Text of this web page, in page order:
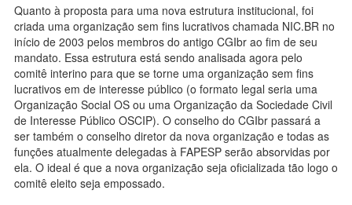
Quanto à proposta para uma nova estrutura institucional, foi
criada uma organização sem fins lucrativos chamada NIC.BR no
início de 2003 pelos membros do antigo CGIbr ao fim de seu
mandato. Essa estrutura está sendo analisada agora pelo
comitê interino para que se torne uma organização sem fins
lucrativos em de interesse público (o formato legal seria uma
Organização Social OS ou uma Organização da Sociedade Civil
de Interesse Público OSCIP). O conselho do CGIbr passará a
ser também o conselho diretor da nova organização e todas as
funções atualmente delegadas à FAPESP serão absorvidas por
ela. O ideal é que a nova organização seja oficializada tão logo o
comitê eleito seja empossado.